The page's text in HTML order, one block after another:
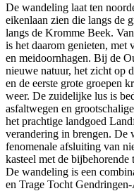
De wandeling laat ten
eikenlaan zien die langs de
langs de Kromme Beek.
is het daarom genieten, met
en meidoornhagen. Bij de
nieuwe natuur, het zicht op
en de eerste grote groepen
weer. De zuidelijke lus is
asfaltwegen en
het prachtige landgoed
verandering in brengen. De
fenomenale afsluiting van
kasteel met de
De wandeling is een
en Trage Tocht